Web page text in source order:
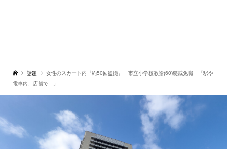
話題
女性のスカート内『約50回盗撮』 市立小学校教諭(60)懲戒免職 「駅や
電車内、店舗で…」